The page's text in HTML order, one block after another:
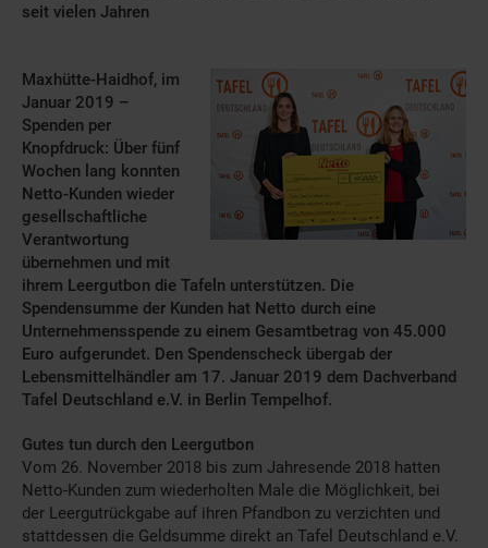
seit vielen Jahren
Maxhütte-Haidhof, im
Januar 2019 –
Spenden per
Knopfdruck: Über fünf
Wochen lang konnten
Netto-Kunden wieder
gesellschaftliche
Verantwortung
übernehmen und mit
ihrem Leergutbon die Tafeln unterstützen. Die
Spendensumme der Kunden hat Netto durch eine
Unternehmensspende zu einem Gesamtbetrag von 45.000
Euro aufgerundet. Den Spendenscheck übergab der
Lebensmittelhändler am 17. Januar 2019 dem Dachverband
Tafel Deutschland e.V. in Berlin Tempelhof.
Gutes tun durch den Leergutbon
Vom 26. November 2018 bis zum Jahresende 2018 hatten
Netto-Kunden zum wiederholten Male die Möglichkeit, bei
der Leergutrückgabe auf ihren Pfandbon zu verzichten und
stattdessen die Geldsumme direkt an Tafel Deutschland e.V.